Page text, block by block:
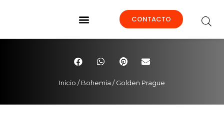
CONTACTO
Inicio /Bohemia / Golden Prague